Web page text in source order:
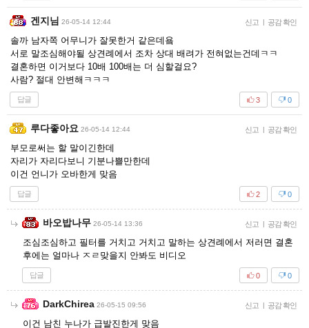
겐지님 26-05-14 12:44 신고 | 공감 확인
솔까 남자쪽 어무니가 잘못한거 같은데욬
서로 말조심해야될 상견례에서 조차 상대 배려가 전혀없는건데ㅋㅋ
결혼하면 이거보다 10배 100배는 더 심할걸요?
사람? 절대 안변해ㅋㅋㅋ
답글 0
3
루다좋아요 26-05-14 12:44 신고 | 공감 확인
부모로써는 할 말이긴한데
자리가 자리다보니 기분나쁠만한데
이건 언니가 오바한게 맞음
답글 0
2
바오밥나무 26-05-14 13:36 신고 | 공감 확인
조심조심하고 필터를 거치고 거치고 말하는 상견례에서 저러면 결혼
후에는 얼마나 ㅈㄹ맞을지 안봐도 비디오
답글 0
0
DarkChirea 26-05-15 09:56 신고 | 공감 확인
이건 남친 누나가 급발진한게 맞음